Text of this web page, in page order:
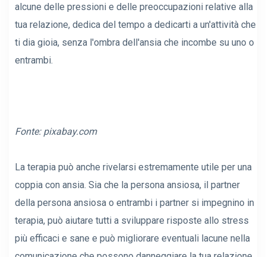
alcune delle pressioni e delle preoccupazioni relative alla
tua relazione, dedica del tempo a dedicarti a un'attività che
ti dia gioia, senza l'ombra dell'ansia che incombe su uno o
entrambi.
Fonte: pixabay.com
La terapia può anche rivelarsi estremamente utile per una
coppia con ansia. Sia che la persona ansiosa, il partner
della persona ansiosa o entrambi i partner si impegnino in
terapia, può aiutare tutti a sviluppare risposte allo stress
più efficaci e sane e può migliorare eventuali lacune nella